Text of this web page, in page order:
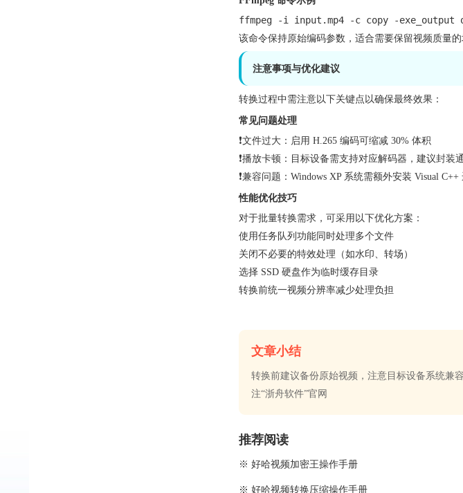
ffmpeg -i input.mp4 -c copy -exe_output
该命令保持原始编码参数，适合需要保留视频质量的
注意事项与优化建议
转换过程中需注意以下关键点以确保最终效果：
常见问题处理
❗文件过大：启用 H.265 编码可缩减 30% 体积
❗播放卡顿：目标设备需支持对应解码器，建议封装
❗兼容问题：Windows XP 系统需额外安装 Visual C++
性能优化技巧
对于批量转换需求，可采用以下优化方案：
使用任务队列功能同时处理多个文件
关闭不必要的特效处理（如水印、转场）
选择 SSD 硬盘作为临时缓存目录
转换前统一视频分辨率减少处理负担
文章小结
转换前建议备份原始视频，注意目标设备系统兼
注“浙舟软件”官网
推荐阅读
※ 好哈视频加密王操作手册
※ 好哈视频转换压缩操作手册